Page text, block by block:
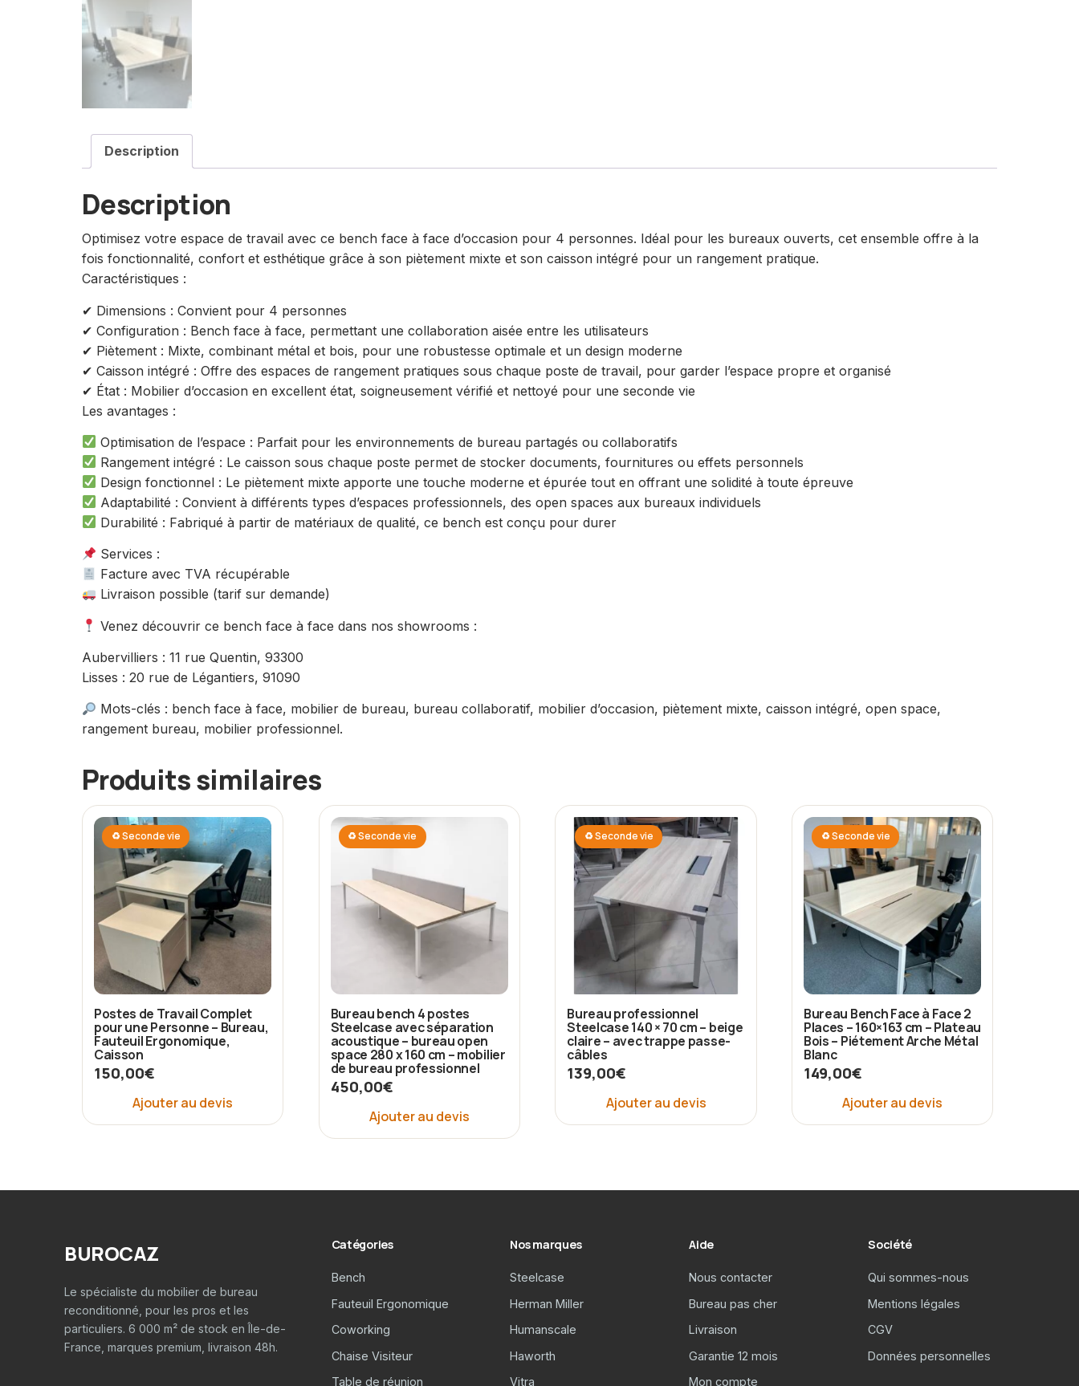
Description
Description
Optimisez votre espace de travail avec ce bench face à face d’occasion pour 4 personnes. Idéal pour les bureaux ouverts, cet ensemble offre à la
fois fonctionnalité, confort et esthétique grâce à son piètement mixte et son caisson intégré pour un rangement pratique.
Caractéristiques :
✔ Dimensions : Convient pour 4 personnes
✔ Configuration : Bench face à face, permettant une collaboration aisée entre les utilisateurs
✔ Piètement : Mixte, combinant métal et bois, pour une robustesse optimale et un design moderne
✔ Caisson intégré : Offre des espaces de rangement pratiques sous chaque poste de travail, pour garder l’espace propre et organisé
✔ État : Mobilier d’occasion en excellent état, soigneusement vérifié et nettoyé pour une seconde vie
Les avantages :
Optimisation de l’espace : Parfait pour les environnements de bureau partagés ou collaboratifs
Rangement intégré : Le caisson sous chaque poste permet de stocker documents, fournitures ou effets personnels
Design fonctionnel : Le piètement mixte apporte une touche moderne et épurée tout en offrant une solidité à toute épreuve
Adaptabilité : Convient à différents types d’espaces professionnels, des open spaces aux bureaux individuels
Durabilité : Fabriqué à partir de matériaux de qualité, ce bench est conçu pour durer
Services :
Facture avec TVA récupérable
Livraison possible (tarif sur demande)
Venez découvrir ce bench face à face dans nos showrooms :
Aubervilliers : 11 rue Quentin, 93300
Lisses : 20 rue de Légantiers, 91090
Mots-clés : bench face à face, mobilier de bureau, bureau collaboratif, mobilier d’occasion, piètement mixte, caisson intégré, open space,
rangement bureau, mobilier professionnel.
Produits similaires
♻ Seconde vie
Postes de Travail Complet
pour une Personne – Bureau,
Fauteuil Ergonomique,
Caisson
150,00€
Ajouter au devis
♻ Seconde vie
Bureau bench 4 postes
Steelcase avec séparation
acoustique – bureau open
space 280 x 160 cm – mobilier
de bureau professionnel
450,00€
Ajouter au devis
♻ Seconde vie
Bureau professionnel
Steelcase 140 × 70 cm – beige
claire – avec trappe passe-
câbles
139,00€
Ajouter au devis
♻ Seconde vie
Bureau Bench Face à Face 2
Places – 160×163 cm – Plateau
Bois – Piétement Arche Métal
Blanc
149,00€
Ajouter au devis
BUROCAZ
Le spécialiste du mobilier de bureau
reconditionné, pour les pros et les
particuliers. 6 000 m² de stock en Île-de-
France, marques premium, livraison 48h.
Catégories
Bench
Fauteuil Ergonomique
Coworking
Chaise Visiteur
Table de réunion
Nos marques
Steelcase
Herman Miller
Humanscale
Haworth
Vitra
Aide
Nous contacter
Bureau pas cher
Livraison
Garantie 12 mois
Mon compte
Société
Qui sommes-nous
Mentions légales
CGV
Données personnelles